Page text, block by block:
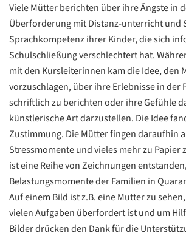
Viele Mütter berichten über ihre Ängste in
Überforderung mit Distanz-unterricht und
Sprachkompetenz ihrer Kinder, die sich
Schulschließung verschlechtert hat.
mit den Kursleiterinnen kam die Idee, den
vorzuschlagen, über ihre Erlebnisse in der
schriftlich zu berichten oder ihre Gefühle
künstlerische Art darzustellen. Die Idee
Zustimmung. Die Mütter fingen daraufhin
Stressmomente und vieles mehr zu Papier
ist eine Reihe von Zeichnungen
Belastungsmomente der Familien in
Auf einem Bild ist z.B. eine Mutter zu
vielen Aufgaben überfordert ist und um
Bilder drücken den Dank für die